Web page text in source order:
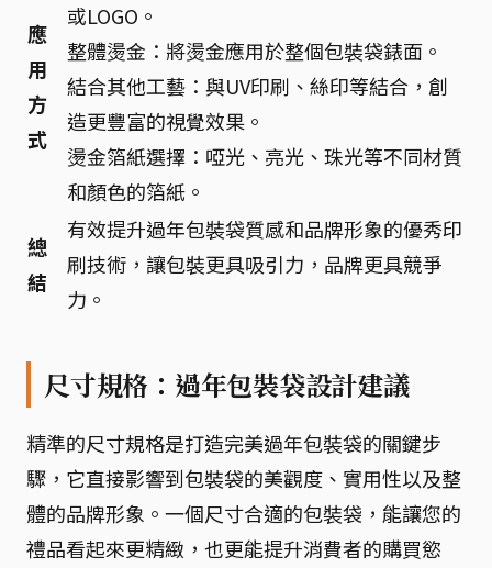
應
用
方
式
或LOGO。
整體燙金：將燙金應用於整個包裝袋錶面。
結合其他工藝：與UV印刷、絲印等結合，創
造更豐富的視覺效果。
燙金箔紙選擇：啞光、亮光、珠光等不同材質
和顏色的箔紙。
總
結
有效提升過年包裝袋質感和品牌形象的優秀印
刷技術，讓包裝更具吸引力，品牌更具競爭
力。
尺寸規格：過年包裝袋設計建議
精準的尺寸規格是打造完美過年包裝袋的關鍵步
驟，它直接影響到包裝袋的美觀度、實用性以及整
體的品牌形象。一個尺寸合適的包裝袋，能讓您的
禮品看起來更精緻，也更能提升消費者的購買慾